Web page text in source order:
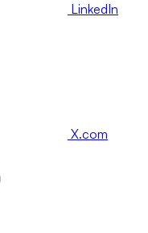
LinkedIn
X.com